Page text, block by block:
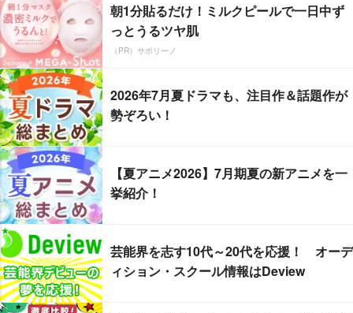
朝1分貼るだけ！ミルクピールで一日中ず
っとうるツヤ肌
（PR）サボリーノ
2026年7月夏ドラマも、注目作＆話題作が
勢ぞろい！
【夏アニメ2026】7月期夏の新アニメを一
挙紹介！
芸能界を志す10代～20代を応援！ オーデ
ィション・スクール情報はDeview